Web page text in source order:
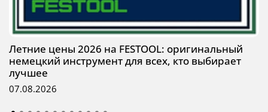
Летние цены 2026 на FESTOOL: оригинальный
немецкий инструмент для всех, кто выбирает
лучшее
07.08.2026